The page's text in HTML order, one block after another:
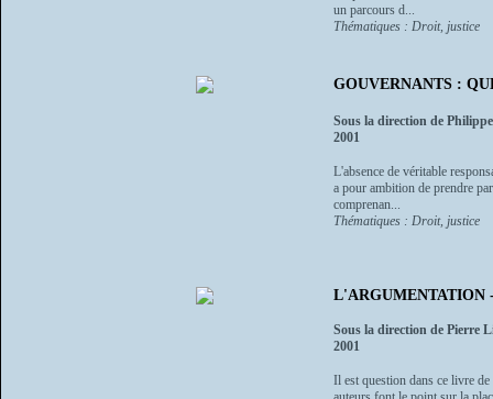
un parcours d...
Thématiques : Droit, justice
GOUVERNANTS :
Sous la direction de
2001
L'absence de véritable
a pour ambition de prendre
comprenan...
Thématiques : Droit, justice
L'ARGUMENTATION -
Sous la direction de Pierre
2001
Il est question dans ce livre